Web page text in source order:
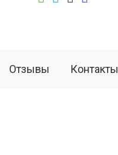
Отзывы Контакты